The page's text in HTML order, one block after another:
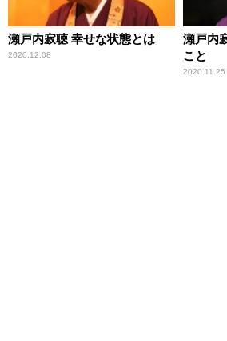
瀬戸内寂聴 幸せな状態とは
2020.12.08
瀬戸内
こと
2020.11.25